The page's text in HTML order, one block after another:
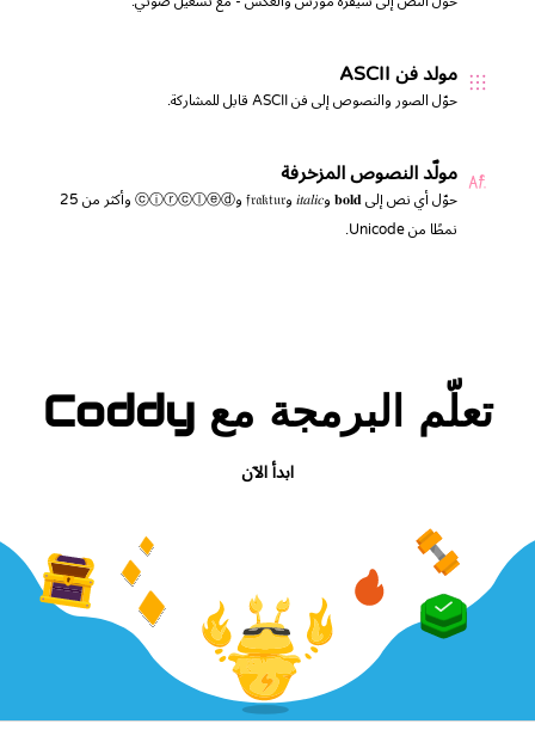
مولد فن ASCII
حوّل الصور والنصوص إلى فن ASCII قابل للمشاركة.
مولّد النصوص المزخرفة
حوّل أي نص إلى 𝐛𝐨𝐥𝐝 و𝑖𝑡𝑎𝑙𝑖𝑐 و𝔣𝔯𝔞𝔨𝔱𝔲𝔯 وⓒⓘⓡⓒⓛⓔⓓ وأكثر من 25
نمطًا من Unicode.
تعلّم البرمجة مع Coddy
ابدأ الآن